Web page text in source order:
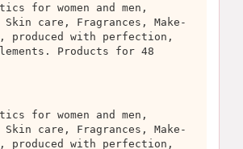
for women and men,
care, Fragrances, Make-
produced with perfection,
Products for 48
for women and men,
care, Fragrances, Make-
produced with perfection,